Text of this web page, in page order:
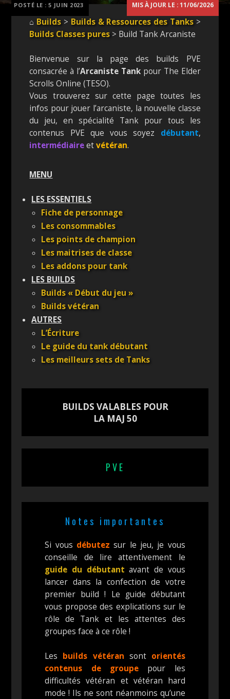
MIS À JOUR LE : 11/06/2026
⌂ Builds > Builds & Ressources des Tanks>
Builds Classes pures > Build Tank Arcaniste
Bienvenue sur la page des builds PVE
consacrée à l’Arcaniste Tank pour The Elder
Scrolls Online (TESO).
Vous trouverez sur cette page toutes les
infos pour jouer l’arcaniste, la nouvelle classe
du jeu, en spécialité Tank pour tous les
contenus PVE que vous soyez débutant,
intermédiaireetvétéran.
MENU
LES ESSENTIELS
Fiche de personnage
Les consommables
Les points de champion
Les maitrises de classe
Les addons pour tank
LES BUILDS
Builds « Début du jeu »
Builds vétéran
AUTRES
L’Écriture
Le guide du tank débutant
Les meilleurs sets de Tanks
BUILDS VALABLES POUR
LA MAJ 50
PVE
Notes importantes
Si vous débutezsur le jeu, je vous
conseille de lire attentivement le
guide du débutant avant de vous
lancer dans la confection de votre
premier build ! Le guide débutant
vous propose des explications sur le
rôle de Tank et les attentes des
groupes face à ce rôle !
Les builds vétéran sontorientés
contenus de groupe pour les
difficultés vétéran et vétéran hard
mode ! Ils ne sont néanmoins qu’une
POSTÉ LE :5 JUIN 2023